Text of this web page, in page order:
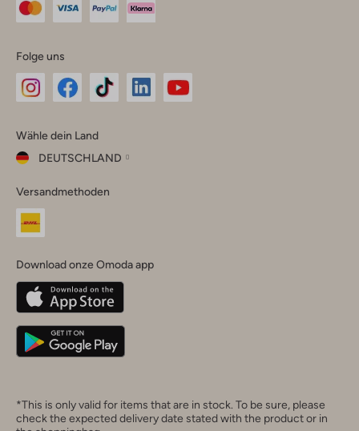
Folge uns
Instagram
Facebook
TikTok
Wähle dein Land
DEUTSCHLAND
dein
Land
Belgique(Français)
Deutschland
Versandmethoden
Download onze Omoda app
*This is only valid for items that are in stock. To be sure, please
check the expected delivery date stated with the product or in